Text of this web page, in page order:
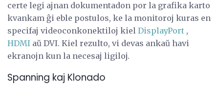
certe legi ajnan dokumentadon por la grafika karto
kvankam ĝi eble postulos, ke la monitoroj kuras en
specifaj videoconkonektiloj kiel DisplayPort ,
HDMI aŭ DVI. Kiel rezulto, vi devas ankaŭ havi
ekranojn kun la necesaj ligiloj.
Spanning kaj Klonado